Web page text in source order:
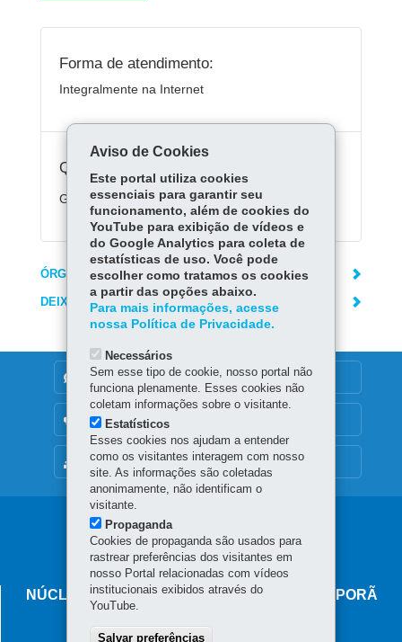
Forma de atendimento:
Integralmente na Internet
Quanto custa:
Gratuito
ÓRGÃO RESPONSÁVEL
DEIXE SUA OPINIÃO
MAPA DO SITE
DENUNCIE CORRUPÇÃO
OUVIDORIA
Navegação
principal
NÚCLEO REGIONAL DE EDUCAÇÃO DE IVAIPORÃ
86.870-000-Ivaiporã
Aviso de Cookies
Este portal utiliza cookies
essenciais para garantir seu
funcionamento, além de cookies do
YouTube para exibição de vídeos e
do Google Analytics para coleta de
estatísticas de uso. Você pode
escolher como tratamos os cookies
a partir das opções abaixo.
Para mais informações, acesse
nossa Política de Privacidade.
Necessários
Sem esse tipo de cookie, nosso portal não
funciona plenamente. Esses cookies não
coletam informações sobre o visitante.
Estatísticos
Esses cookies nos ajudam a entender
como os visitantes interagem com nosso
site. As informações são coletadas
anonimamente, não identificam o
visitante.
Propaganda
Cookies de propaganda são usados para
rastrear preferências dos visitantes em
nosso Portal relacionadas com vídeos
institucionais exibidos através do
YouTube.
Salvar preferências